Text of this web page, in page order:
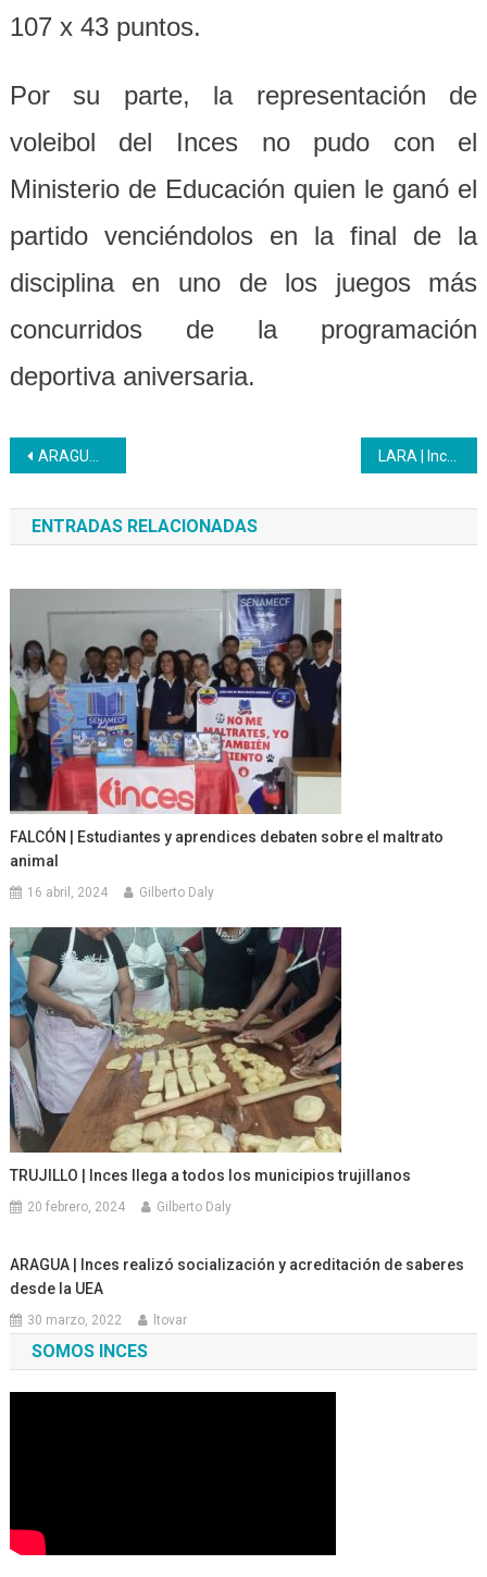
107 x 43 puntos.
Por su parte, la representación de
voleibol del Inces no pudo con el
Ministerio de Educación quien le ganó el
partido venciéndolos en la final de la
disciplina en uno de los juegos más
concurridos de la programación
deportiva aniversaria.
Navegación
de
entradas
ARAGUA | Unidad de Tributos Inces llevó jornada informativa a la Cámara de Industriales del estado LARA | Inces obra y creación del maestreo Luis Beltrán Prieto Figueroa
ENTRADAS RELACIONADAS
FALCÓN | Estudiantes y aprendices debaten sobre el maltrato
animal
16 abril, 2024 Gilberto Daly
TRUJILLO | Inces llega a todos los municipios trujillanos
20 febrero, 2024 Gilberto Daly
ARAGUA | Inces realizó socialización y acreditación de saberes
desde la UEA
30 marzo, 2022 ltovar
SOMOS INCES